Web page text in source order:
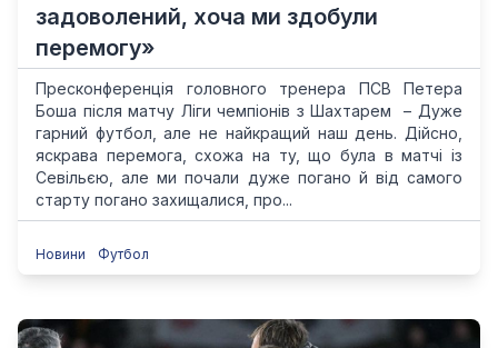
задоволений, хоча ми здобули
перемогу»
Пресконференція головного тренера ПСВ Петера
Боша після матчу Ліги чемпіонів з Шахтарем – Дуже
гарний футбол, але не найкращий наш день. Дійсно,
яскрава перемога, схожа на ту, що була в матчі із
Севільєю, але ми почали дуже погано й від самого
старту погано захищалися, про...
Новини Футбол